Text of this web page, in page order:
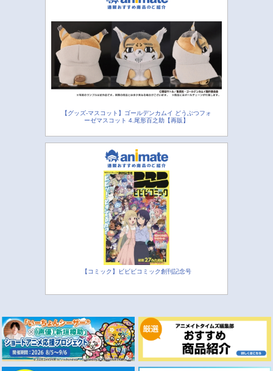
【グッズ-マスコット】ゴールデンカムイ どうぶつフォ
ーゼマスコット 4.尾形百之助【再販】
【コミック】ビビビコミック創刊記念号